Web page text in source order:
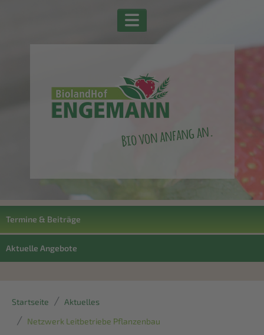
Termine & Beiträge
Aktuelle Angebote
Startseite
Aktuelles
Netzwerk Leitbetriebe Pflanzenbau